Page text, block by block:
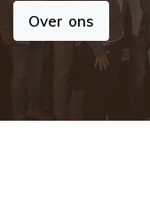
Over ons